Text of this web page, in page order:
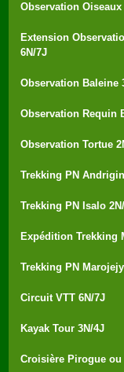
Observation Oiseaux
Extension
6N/7J
Observation Baleine
Observation Requin
Observation Tortue
Trekking PN
Trekking PN Isalo
Expédition Trekking
Trekking PN
Circuit VTT 6N/7J
Kayak Tour 3N/4J
Croisière Pirogue ou